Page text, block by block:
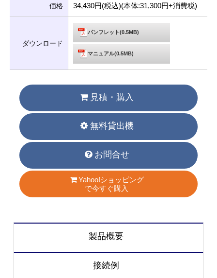
価格 34,430円(税込)(本体:31,300円+消費税)
ダウンロード
パンフレット(0.5MB)
マニュアル(0.5MB)
見積・購入
無料貸出機
お問合せ
Yahoo!ショッピング
で今すぐ購入
製品概要
接続例